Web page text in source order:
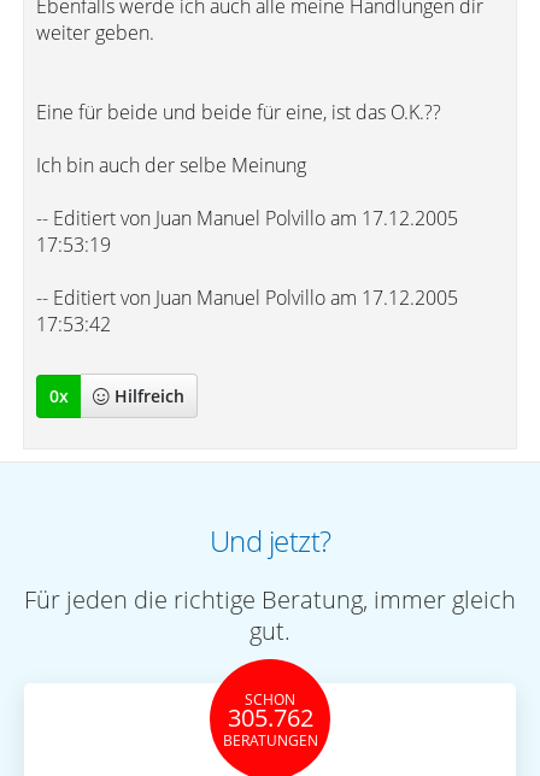
Ebenfalls werde ich auch alle meine Handlungen dir
weiter geben.
Eine für beide und beide für eine, ist das O.K.??
Ich bin auch der selbe Meinung
-- Editiert von Juan Manuel Polvillo am 17.12.2005
17:53:19
-- Editiert von Juan Manuel Polvillo am 17.12.2005
17:53:42
0x Hilfreich
Und jetzt?
Für jeden die richtige Beratung, immer gleich
gut.
SCHON
305.762
BERATUNGEN